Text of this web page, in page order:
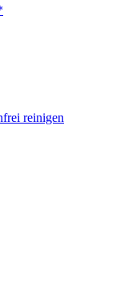
reinigen